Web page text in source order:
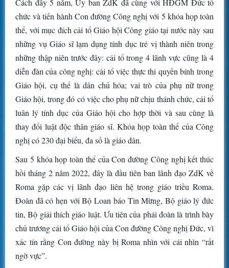
Cách đây 5 năm, Ủy ban ZdK đã cùng với HĐGM Đức tổ
chức và tiến hành Con đường Công nghị với 5 khóa họp toàn
thể, với mục đích cải tổ Giáo hội Công giáo tại nước này sau
những vụ Giáo sĩ lạm dụng tính dục trẻ vị thành niên trong
những thập niên trước đây: cải tổ trong 4 lãnh vực cũng là 4
diễn đàn của công nghị: cải tổ việc thực thi quyền bính trong
Giáo hội, cụ thể là dân chủ hóa; vai trò của phụ nữ trong
Giáo hội, trong đó có việc cho phụ nữ chịu thánh chức, cải tổ
luân lý tính dục của Giáo hội cho hợp thời và sau cùng là
thay đổi luật độc thân giáo sĩ. Khóa họp toàn thể của Công
nghị có 230 đại biểu, đa số là giáo dân.
Sau 5 khóa họp toàn thể của Con đường Công nghị kết thúc
hồi tháng 2 năm 2022, đây là đầu tiên ban lãnh đạo ZdK về
Roma gặp các vị lãnh đạo liên hệ trong giáo triều Roma.
Đoàn đã có hẹn với Bộ Loan báo Tin Mừng, Bộ giáo lý đức
tin, Bộ giải thích giáo luật. Ưu tiên của phái đoàn là trình bày
chủ trương cải tổ Giáo hội của Con đường Công nghị Đức, vì
xác tín rằng Con đường này bị Roma nhìn với cái nhìn “rất
ngờ vực”.